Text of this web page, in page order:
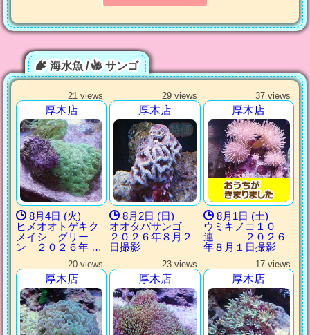
海水魚 / サンゴ
21 views
厚木店
8月4日 (火)
ヒメオオトゲキク
メイシ グリー
ン ２０２６年 …
29 views
厚木店
8月2日 (日)
オオタバサンゴ
２０２６年８月２
日撮影
37 views
厚木店
8月1日 (土)
ウミキノコ１０
連 ２０２６
年８月１日撮影
20 views
厚木店
23 views
厚木店
17 views
厚木店